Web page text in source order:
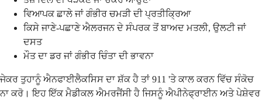
ਵਿਆਪਕ ਛਾਲੇ ਜਾਂ ਗੰਭੀਰ ਚਮੜੀ ਦੀ ਪ੍ਰਤੀਕ੍ਰਿਆ
ਕਿਸੇ ਜਾਣੇ-ਪਛਾਣੇ ਐਲਰਜਨ ਦੇ ਸੰਪਰਕ ਤੋਂ ਬਾਅਦ ਮਤਲੀ, ਉਲਟੀ ਜਾਂ
ਦਸਤ
ਮੌਤ ਦਾ ਡਰ ਜਾਂ ਗੰਭੀਰ ਚਿੰਤਾ ਦੀ ਭਾਵਨਾ
ਜੇਕਰ ਤੁਹਾਨੂੰ ਐਨਫਾਈਲੈਕਸਿਸ ਦਾ ਸ਼ੱਕ ਹੈ ਤਾਂ 911 'ਤੇ ਕਾਲ ਕਰਨ ਵਿੱਚ ਸੰਕੋਚ
ਨਾ ਕਰੋ। ਇਹ ਇੱਕ ਮੈਡੀਕਲ ਐਮਰਜੈਂਸੀ ਹੈ ਜਿਸਨੂੰ ਐਪੀਨੇਫ੍ਰਾਈਨ ਅਤੇ ਪੇਸ਼ੇਵਰ